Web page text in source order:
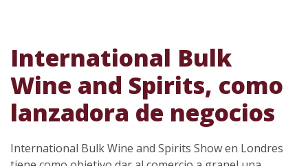
International Bulk
Wine and Spirits, como
lanzadora de negocios
International Bulk Wine and Spirits Show en Londres